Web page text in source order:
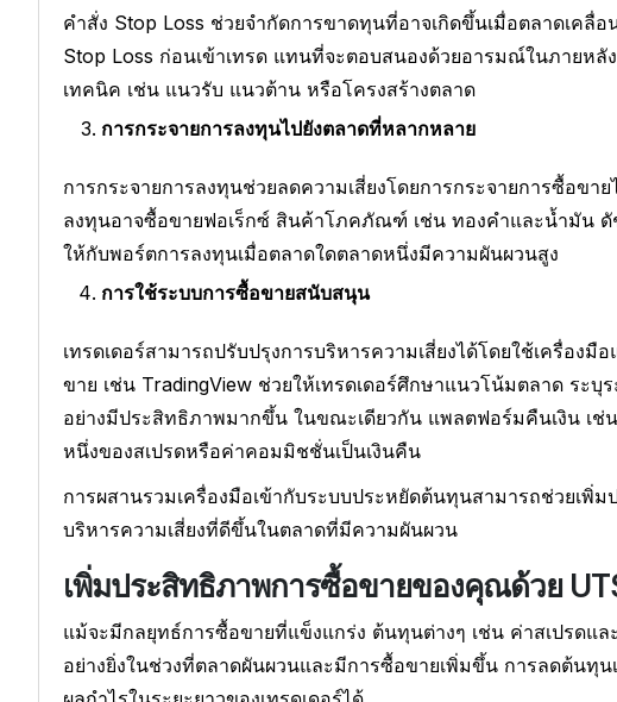
คำสั่ง Stop Loss ช่วยจำกัดการขาดทุนที่อาจเกิดขึ้นเมื่อตลาดเคลื่
Stop Loss ก่อนเข้าเทรด แทนที่จะตอบสนองด้วยอารมณ์ในภายหลั
เทคนิค เช่น แนวรับ แนวต้าน หรือโครงสร้างตลาด
การกระจายการลงทุนไปยังตลาดที่หลากหลาย
การกระจายการลงทุนช่วยลดความเสี่ยงโดยการกระจายการซื้อข
ลงทุนอาจซื้อขายฟอเร็กซ์ สินค้าโภคภัณฑ์ เช่น ทองคำและน้ำมัน ดั
ให้กับพอร์ตการลงทุนเมื่อตลาดใดตลาดหนึ่งมีความผันผวนสูง
การใช้ระบบการซื้อขายสนับสนุน
เทรดเดอร์สามารถปรับปรุงการบริหารความเสี่ยงได้โดยใช้เครื่อง
ขาย เช่น TradingView ช่วยให้เทรดเดอร์ศึกษาแนวโน้มตลาด ระ
อย่างมีประสิทธิภาพมากขึ้น ในขณะเดียวกัน แพลตฟอร์มคืนเงิน เช่น
หนึ่งของสเปรดหรือค่าคอมมิชชั่นเป็นเงินคืน
การผสานรวมเครื่องมือเข้ากับระบบประหยัดต้นทุนสามารถช่วยเ
บริหารความเสี่ยงที่ดีขึ้นในตลาดที่มีความผันผวน
เพิ่มประสิทธิภาพการซื้อขายของคุณด้วย
แม้จะมีกลยุทธ์การซื้อขายที่แข็งแกร่ง ต้นทุนต่างๆ เช่น ค่าสเปรดแ
อย่างยิ่งในช่วงที่ตลาดผันผวนและมีการซื้อขายเพิ่มขึ้น การลดต้นทุ